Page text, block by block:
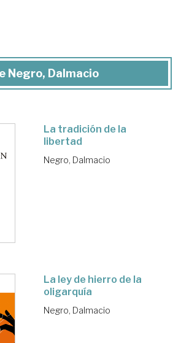
Negro, Dalmacio
La tradición de la
libertad
Negro, Dalmacio
La ley de hierro de la
oligarquía
Negro, Dalmacio